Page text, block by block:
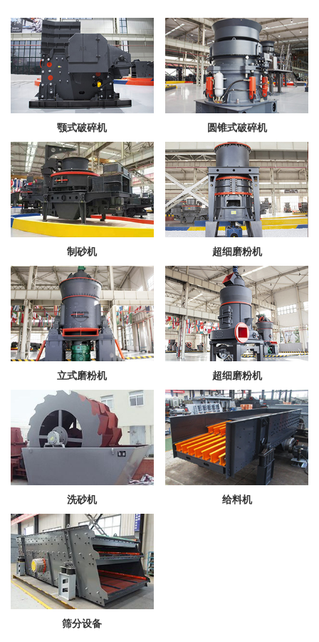
颚式破碎机 圆锥式破碎机
制砂机 超细磨粉机
立式磨粉机 超细磨粉机
洗砂机 给料机
筛分设备